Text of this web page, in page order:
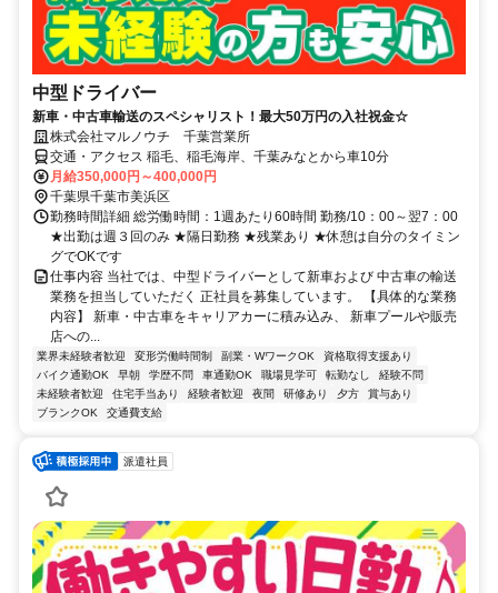
中型ドライバー
新車・中古車輸送のスペシャリスト！最大50万円の入社祝金☆
株式会社マルノウチ 千葉営業所
交通・アクセス 稲毛、稲毛海岸、千葉みなとから車10分
月給350,000円～400,000円
千葉県千葉市美浜区
勤務時間詳細 総労働時間：1週あたり60時間 勤務/10：00～翌7：00
★出勤は週３回のみ ★隔日勤務 ★残業あり ★休憩は自分のタイミン
グでOKです
仕事内容 当社では、中型ドライバーとして新車および 中古車の輸送
業務を担当していただく 正社員を募集しています。 【具体的な業務
内容】 新車・中古車をキャリアカーに積み込み、 新車プールや販売
店への...
業界未経験者歓迎 変形労働時間制 副業・WワークOK
資格取得支援あり
バイク通勤OK
早朝 学歴不問 車通勤OK 職場見学可 転勤なし
経験不問
未経験者歓迎
住宅手当あり 経験者歓迎 夜間 研修あり 夕方
賞与あり
ブランクOK
交通費支給
派遣社員